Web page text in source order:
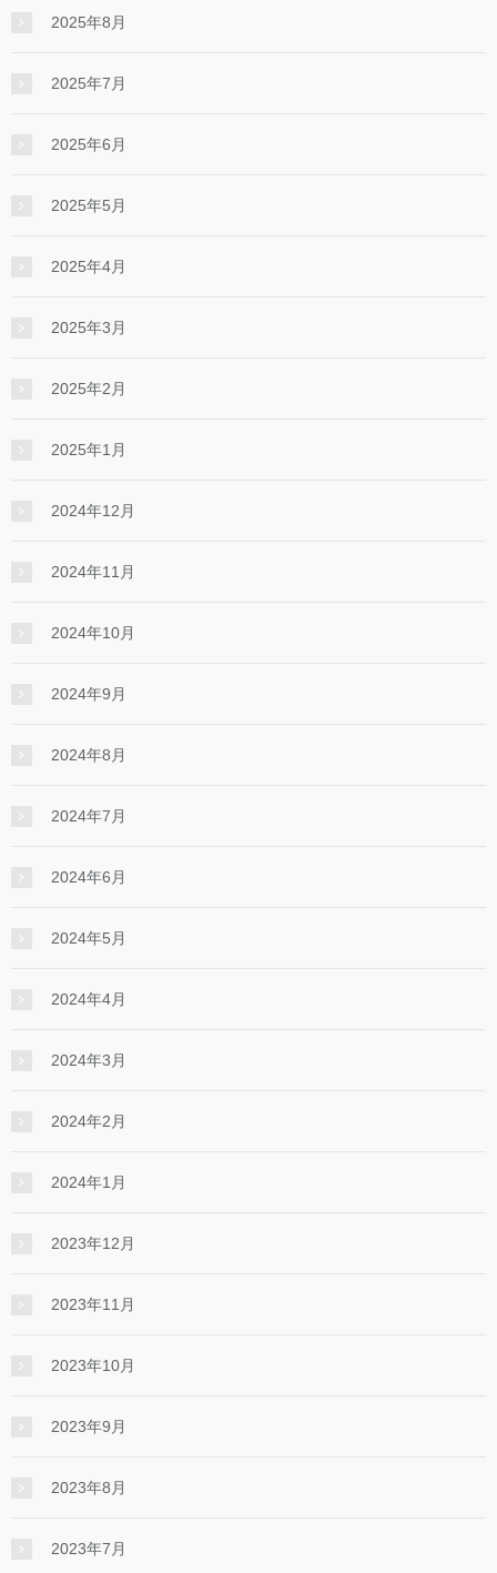
2025年8月
2025年7月
2025年6月
2025年5月
2025年4月
2025年3月
2025年2月
2025年1月
2024年12月
2024年11月
2024年10月
2024年9月
2024年8月
2024年7月
2024年6月
2024年5月
2024年4月
2024年3月
2024年2月
2024年1月
2023年12月
2023年11月
2023年10月
2023年9月
2023年8月
2023年7月